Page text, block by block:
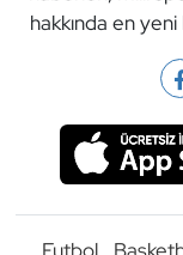
hakkında en